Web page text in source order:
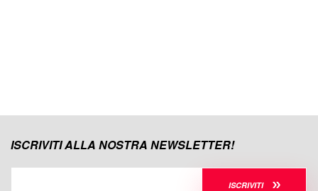
ISCRIVITI ALLA NOSTRA NEWSLETTER!
ISCRIVITI